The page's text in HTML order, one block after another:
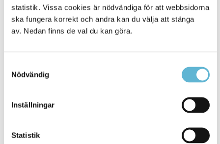
statistik. Vissa cookies är nödvändiga för att webbsidorna
ska fungera korrekt och andra kan du välja att stänga
av. Nedan finns de val du kan göra.
Nödvändig
Inställningar
Statistik